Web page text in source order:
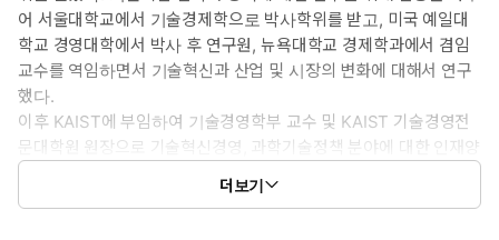
어 서울대학교에서 기술경제학으로 박사학위를 받고, 미국 예일대
학교 경영대학에서 박사 후 연구원, 뉴욕대학교 경제학과에서 겸임
교수를 역임하면서 기술혁신과 산업 및 시장의 변화에 대해서 연구
했다.
이후 KAIST에 부임하여 기술경영학부 교수 및 KAIST 기술경영전
문대학원 원장으로 기술혁신경영, 과학기술정책 분야에 대한 인재양
성과 연구에 매진하고 있다. 또한 대한민국의 산업 미래전략을 연구
하는 KAIST 혁신전략정책연구센터를 설립하여 센터장을 맡고
더보기